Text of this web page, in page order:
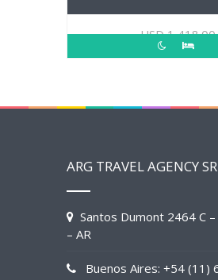
USD1,418.00
ARG TRAVEL AGENCY
Santos Dumont 2464 C
– AR
Buenos Aires: +54 (11)